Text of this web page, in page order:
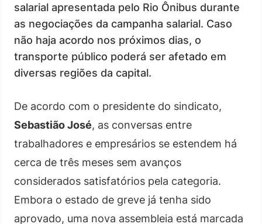
salarial apresentada pelo Rio Ônibus durante
as negociações da campanha salarial. Caso
não haja acordo nos próximos dias, o
transporte público poderá ser afetado em
diversas regiões da capital.
De acordo com o presidente do sindicato,
Sebastião José, as conversas entre
trabalhadores e empresários se estendem há
cerca de três meses sem avanços
considerados satisfatórios pela categoria.
Embora o estado de greve já tenha sido
aprovado, uma nova assembleia está marcada